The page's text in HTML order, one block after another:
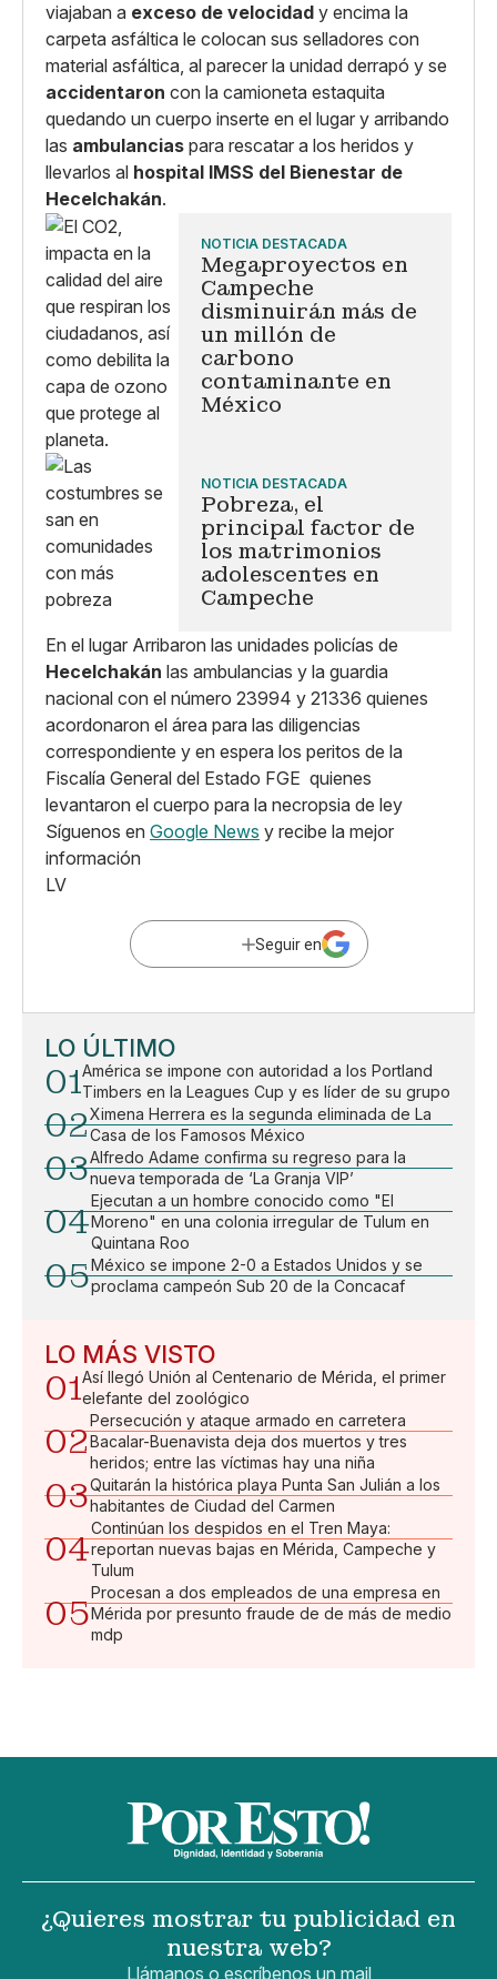
viajaban a exceso de velocidad y encima la
carpeta asfáltica le colocan sus selladores con
material asfáltica, al parecer la unidad derrapó y se
accidentaron con la camioneta estaquita
quedando un cuerpo inserte en el lugar y arribando
las ambulancias para rescatar a los heridos y
llevarlos al hospital IMSS del Bienestar de
Hecelchakán.
NOTICIA DESTACADA
Megaproyectos en
Campeche
disminuirán más de
un millón de
carbono
contaminante en
México
NOTICIA DESTACADA
Pobreza, el
principal factor de
los matrimonios
adolescentes en
Campeche
En el lugar Arribaron las unidades policías de
Hecelchakán las ambulancias y la guardia
nacional con el número 23994 y 21336 quienes
acordonaron el área para las diligencias
correspondiente y en espera los peritos de la
Fiscalía General del Estado FGE quienes
levantaron el cuerpo para la necropsia de ley
Síguenos en Google News y recibe la mejor
información
LV
Seguir en
LO ÚLTIMO
01América se impone con autoridad a los Portland
Timbers en la Leagues Cup y es líder de su grupo
02Ximena Herrera es la segunda eliminada de La
Casa de los Famosos México
03Alfredo Adame confirma su regreso para la
nueva temporada de ‘La Granja VIP’
04
Ejecutan a un hombre conocido como "El
Moreno" en una colonia irregular de Tulum en
Quintana Roo
05México se impone 2-0 a Estados Unidos y se
proclama campeón Sub 20 de la Concacaf
LO MÁS VISTO
01Así llegó Unión al Centenario de Mérida, el primer
elefante del zoológico
02
Persecución y ataque armado en carretera
Bacalar-Buenavista deja dos muertos y tres
heridos; entre las víctimas hay una niña
03Quitarán la histórica playa Punta San Julián a los
habitantes de Ciudad del Carmen
04
Continúan los despidos en el Tren Maya:
reportan nuevas bajas en Mérida, Campeche y
Tulum
05
Procesan a dos empleados de una empresa en
Mérida por presunto fraude de de más de medio
mdp
¿Quieres mostrar tu publicidad en
nuestra web?
Llámanos o escríbenos un mail